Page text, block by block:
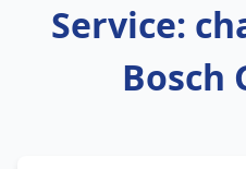
Service:
Bosch